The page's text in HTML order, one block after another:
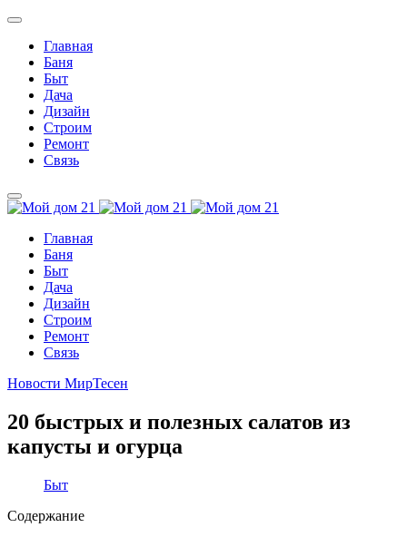
Главная
Баня
Быт
Дача
Дизайн
Строим
Ремонт
Связь
Главная
Баня
Быт
Дача
Дизайн
Строим
Ремонт
Связь
Новости МирТесен
20 быстрых и полезных салатов из
капусты и огурца
Быт
Содержание